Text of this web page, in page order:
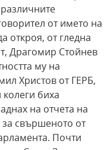
от името на
откроя, от гледна
Драгомир Стойнев
му на
Христов от ГЕРБ,
биха
на отчета на
свършеното от
Почти